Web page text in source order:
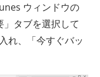
ウィンドウの
タブを選択して
れ、「今すぐバッ